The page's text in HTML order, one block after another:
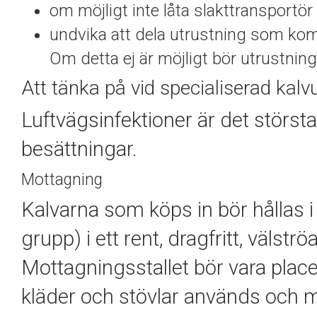
om möjligt inte låta
undvika att dela utrustning som
Om detta ej är möjligt bör
Att tänka på vid specialiserad
Luftvägsinfektioner är det
besättningar.
Mottagning
Kalvarna som köps in bör hållas
grupp) i ett rent, dragfritt,
Mottagningsstallet bör vara
kläder och stövlar används och